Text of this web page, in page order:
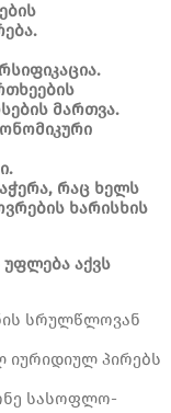
.
.
მართვა.
.
, რაც ხელს
ხარისხის
უფლება აქვს
სრულწლოვან
იურიდიულ პირებს
სასოფლო-